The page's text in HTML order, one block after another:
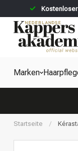
Kostenloser
Marken
Startseite /